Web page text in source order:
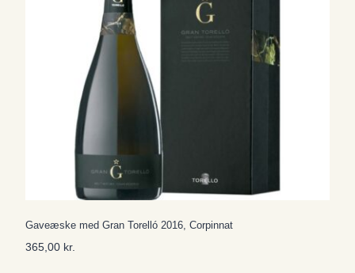
Gaveæske med Gran Torelló 2016, Corpinnat
365,00 kr.